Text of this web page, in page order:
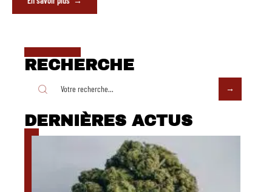
RECHERCHE
DERNIÈRES ACTUS